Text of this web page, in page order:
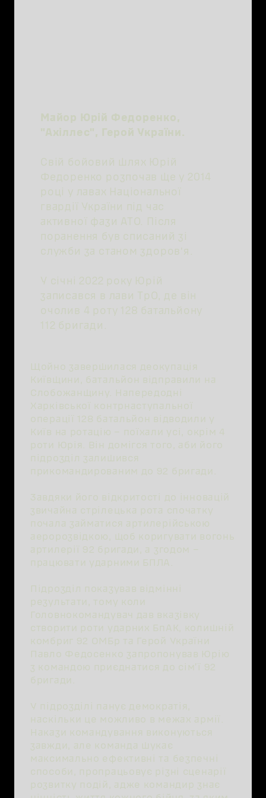
Майор Юрій Федоренко,
"Ахіллес", Герой України.
Свій бойовий шлях Юрій
Федоренко розпочав ще у 2014
році у лавах Національної
гвардії України під час
активної фази АТО. Після
поранення був списаний зі
служби за станом здоровʼя.
У січні 2022 року Юрій
записався в лави ТрО, де він
очолив 4 роту 128 батальйону
112 бригади.
Щойно завершилася деокупація
Київщини, батальйон відправили на
Слобожанщину. Напередодні
Харківської контрнаступальної
операції 128 батальйон відводили у
Київ на ротацію – поїхали усі, окрім 4
роти Юрія. Він домігся того, аби його
підрозділ залишився
прикомандированим до 92 бригади.
Завдяки його відкритості до інновацій
звичайна стрілецька рота спочатку
почала займатися артилерійською
аеророзвідкою, щоб коригувати вогонь
артилерії 92 бригади, а згодом –
працювати ударними БПЛА.
Підрозділ показував відмінні
результати, тому коли
Головнокомандувач дав вказівку
створити роти ударних БпАК, колишній
комбриг 92 ОМБр та Герой України
Павло Федосенко запропонував Юрію
з командою приєднатися до сімʼї 92
бригади.
У підрозділі панує демократія,
наскільки це можливо в межах армії.
Накази командування виконуються
завжди, але команда шукає
максимально ефективні та безпечні
способи, пропрацьовує різні сценарії
розвитку подій, адже командир знає